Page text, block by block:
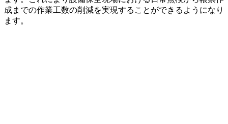
成までの作業工数の削減を実現することができるようになり
ます。